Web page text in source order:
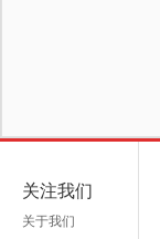
关注我们
关于我们